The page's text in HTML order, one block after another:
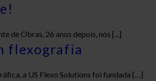
de Obras, 26 anos depois, nós [...]
flexografia
a US Flexo Solutions foi fundada […]